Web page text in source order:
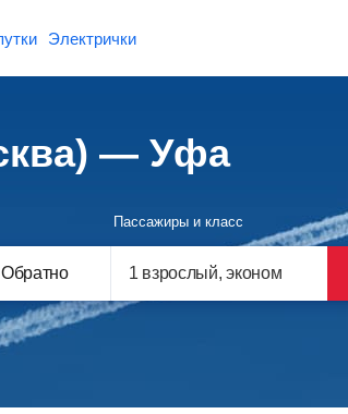
Электрички
— Уфа
Обратно
Пассажиры и класс